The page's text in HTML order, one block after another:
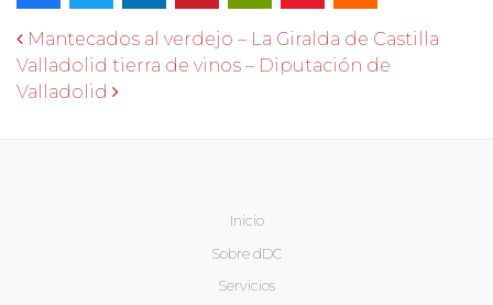
Navegación de entradas
Mantecados al verdejo – La Giralda de Castilla
Valladolid tierra de vinos – Diputación de
Valladolid
Inicio
Sobre dDC
Servicios